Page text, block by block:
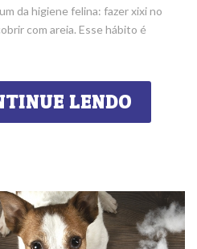
da higiene felina: fazer xixi no
com areia. Esse hábito é
LENDO